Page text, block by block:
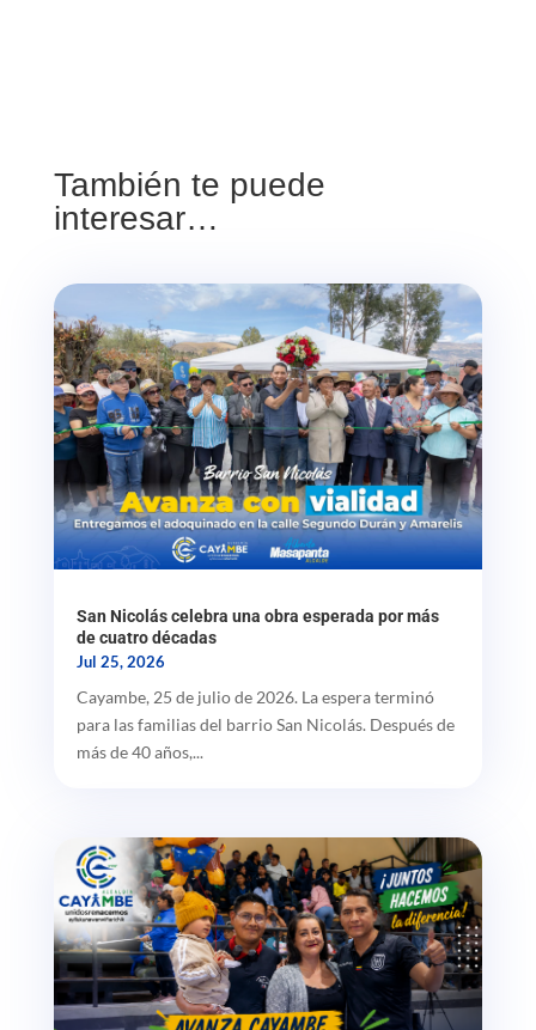
También te puede
interesar…
San Nicolás celebra una obra esperada por más
de cuatro décadas
Jul 25, 2026
Cayambe, 25 de julio de 2026. La espera terminó
para las familias del barrio San Nicolás. Después de
más de 40 años,...